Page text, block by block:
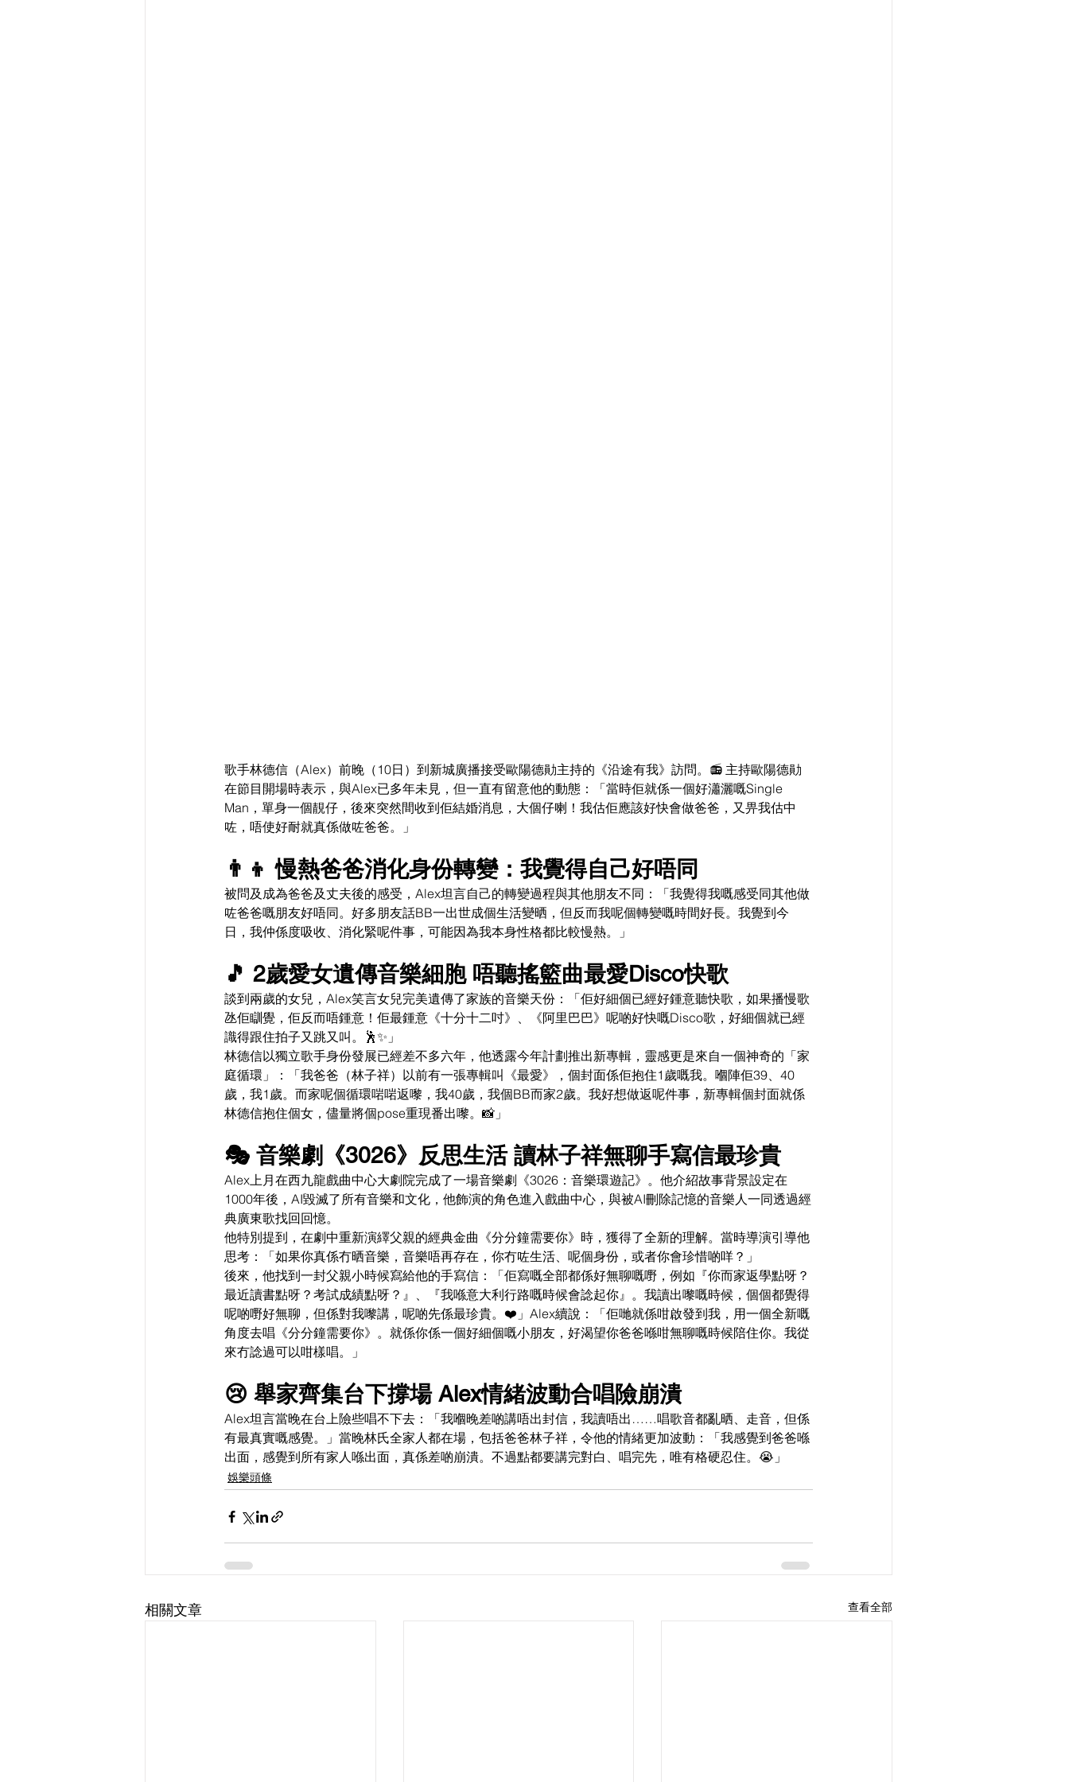
歌手林德信（Alex）前晚（10日）到新城廣播接受歐陽德勛主持的《沿途有我》訪問。📻 主持歐陽德勛
在節目開場時表示，與Alex已多年未見，但一直有留意他的動態：「當時佢就係一個好瀟灑嘅Single
Man，單身一個靚仔，後來突然間收到佢結婚消息，大個仔喇！我估佢應該好快會做爸爸，又畀我估中
咗，唔使好耐就真係做咗爸爸。」
👨‍👦 慢熱爸爸消化身份轉變：我覺得自己好唔同
被問及成為爸爸及丈夫後的感受，Alex坦言自己的轉變過程與其他朋友不同：「我覺得我嘅感受同其他做
咗爸爸嘅朋友好唔同。好多朋友話BB一出世成個生活變晒，但反而我呢個轉變嘅時間好長。我覺到今
日，我仲係度吸收、消化緊呢件事，可能因為我本身性格都比較慢熱。」
🎵 2歲愛女遺傳音樂細胞 唔聽搖籃曲最愛Disco快歌
談到兩歲的女兒，Alex笑言女兒完美遺傳了家族的音樂天份：「佢好細個已經好鍾意聽快歌，如果播慢歌
氹佢瞓覺，佢反而唔鍾意！佢最鍾意《十分十二吋》、《阿里巴巴》呢啲好快嘅Disco歌，好細個就已經
識得跟住拍子又跳又叫。🕺✨」
林德信以獨立歌手身份發展已經差不多六年，他透露今年計劃推出新專輯，靈感更是來自一個神奇的「家
庭循環」：「我爸爸（林子祥）以前有一張專輯叫《最愛》，個封面係佢抱住1歲嘅我。嗰陣佢39、40
歲，我1歲。而家呢個循環啱啱返嚟，我40歲，我個BB而家2歲。我好想做返呢件事，新專輯個封面就係
林德信抱住個女，儘量將個pose重現番出嚟。📸」
🎭 音樂劇《3026》反思生活 讀林子祥無聊手寫信最珍貴
Alex上月在西九龍戲曲中心大劇院完成了一場音樂劇《3026：音樂環遊記》。他介紹故事背景設定在
1000年後，AI毀滅了所有音樂和文化，他飾演的角色進入戲曲中心，與被AI刪除記憶的音樂人一同透過經
典廣東歌找回回憶。
他特別提到，在劇中重新演繹父親的經典金曲《分分鐘需要你》時，獲得了全新的理解。當時導演引導他
思考：「如果你真係冇晒音樂，音樂唔再存在，你冇咗生活、呢個身份，或者你會珍惜啲咩？」
後來，他找到一封父親小時候寫給他的手寫信：「佢寫嘅全部都係好無聊嘅嘢，例如『你而家返學點呀？
最近讀書點呀？考試成績點呀？』、『我喺意大利行路嘅時候會諗起你』。我讀出嚟嘅時候，個個都覺得
呢啲嘢好無聊，但係對我嚟講，呢啲先係最珍貴。❤️」Alex續說：「佢哋就係咁啟發到我，用一個全新嘅
角度去唱《分分鐘需要你》。就係你係一個好細個嘅小朋友，好渴望你爸爸喺咁無聊嘅時候陪住你。我從
來冇諗過可以咁樣唱。」
😢 舉家齊集台下撐場 Alex情緒波動合唱險崩潰
Alex坦言當晚在台上險些唱不下去：「我嗰晚差啲講唔出封信，我讀唔出……唱歌音都亂晒、走音，但係
有最真實嘅感覺。」當晚林氏全家人都在場，包括爸爸林子祥，令他的情緒更加波動：「我感覺到爸爸喺
出面，感覺到所有家人喺出面，真係差啲崩潰。不過點都要講完對白、唱完先，唯有格硬忍住。😭」
娛樂頭條
相關文章 查看全部